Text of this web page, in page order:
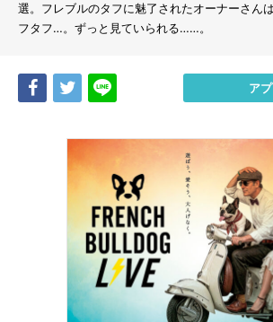
選。フレブルのタフに魅了されたオーナーさん
フタフ…。ずっと見ていられる……。
Share Tweet ア